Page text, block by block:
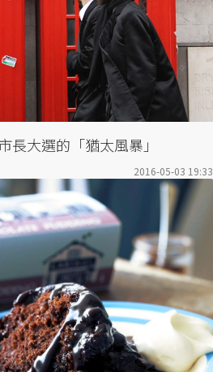
長大選的「猶太風暴」
2016-05-03 19:33